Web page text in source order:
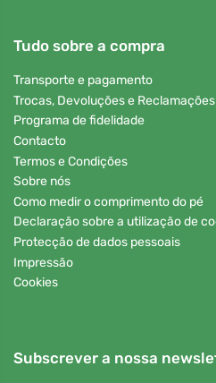
Tudo sobre a compra
Transporte e pagamento
Trocas, Devoluções e Reclamações
Programa de fidelidade
Contacto
Termos e Condições
Sobre nós
Como medir o comprimento do pé
Declaração sobre a utilização de
Protecção de dados pessoais
Impressão
Cookies
Subscrever a nossa